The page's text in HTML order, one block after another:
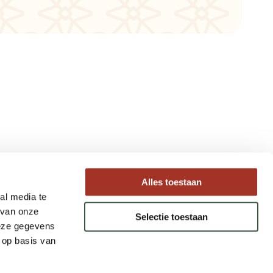
media te
onze
gegevens
basis van
Alles toestaan
Selectie toestaan
Maatwerk Rondreizen
Luxe Reizen